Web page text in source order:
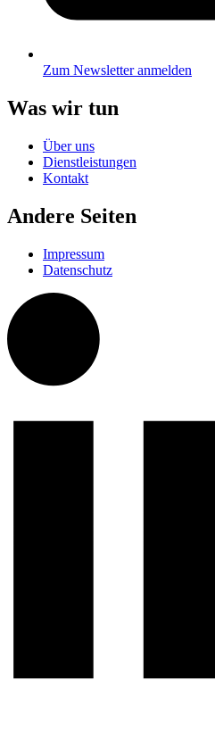
Zum Newsletter anmelden
Was wir tun
Über uns
Dienstleistungen
Kontakt
Andere Seiten
Impressum
Datenschutz